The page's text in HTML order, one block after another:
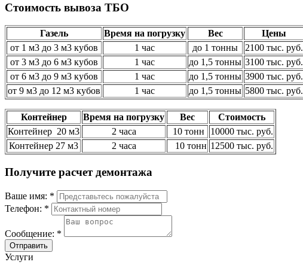
Стоимость вывоза ТБО
Газель Время на погрузку Вес
Цены
от 1 м3 до 3 м3 кубов
1 час до 1 тонны
2100 тыс. руб.
от 3 м3 до 6 м3 кубов
1 час до 1,5 тонны 3100 тыс. руб.
от 6 м3 до 9 м3 кубов
1 час до 1,5 тонны 3900 тыс. руб.
от 9 м3 до 12 м3 кубов
1 час до 1,5 тонны 5800 тыс. руб.
Контейнер Время на погрузку Вес
Стоимость
Контейнер 20 м3
2 часа 10 тонн
10000 тыс. руб.
Контейнер 27 м3
2 часа 10 тонн 12500 тыс. руб.
Получите расчет демонтажа
Ваше имя: *
Телефон: *
Сообщение: *
Отправить
Услуги